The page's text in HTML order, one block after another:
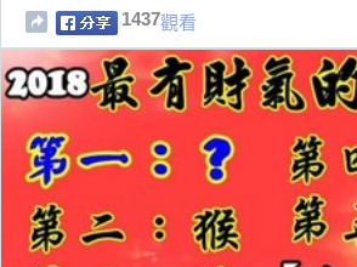
1437觀看